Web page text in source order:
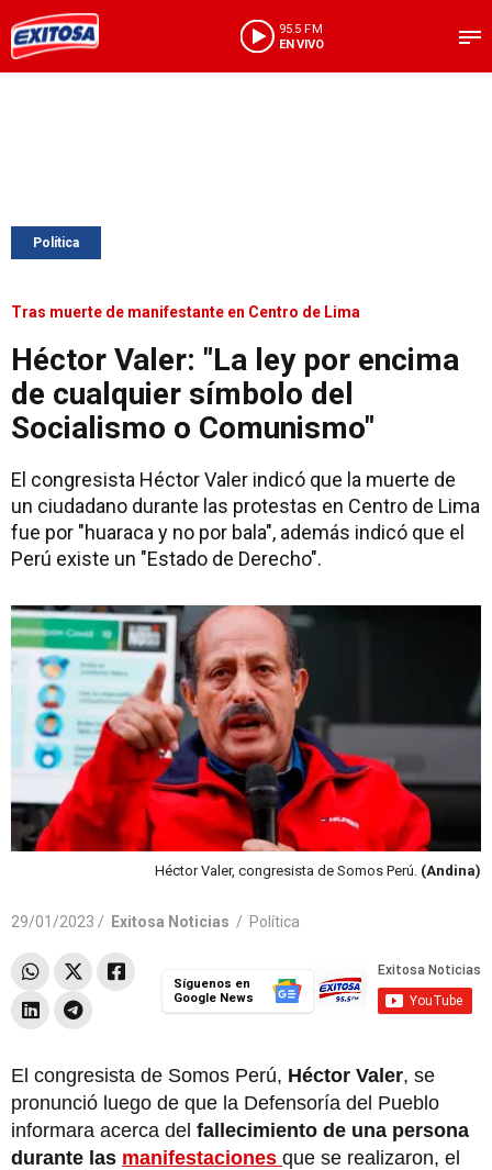
95.5 FM
EN VIVO
Política
Tras muerte de manifestante en Centro de Lima
Héctor Valer: "La ley por encima
de cualquier símbolo del
Socialismo o Comunismo"
El congresista Héctor Valer indicó que la muerte de
un ciudadano durante las protestas en Centro de Lima
fue por "huaraca y no por bala", además indicó que el
Perú existe un "Estado de Derecho".
Héctor Valer, congresista de Somos Perú. (Andina)
29/01/2023 / Exitosa Noticias / Política
Síguenos en
Google News
El congresista de Somos Perú, Héctor Valer, se
pronunció luego de que la Defensoría del Pueblo
informara acerca del fallecimiento de una persona
durante las manifestaciones que se realizaron, el